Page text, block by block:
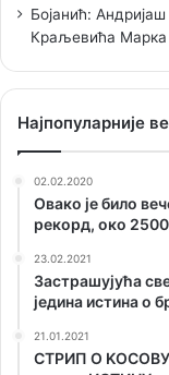
Бојанић:
Краљевића Марка
Наjпопуларније
02.02.2020
Овако је било
рекорд, око
23.02.2021
Застрашујућа
једина истина о
21.01.2021
СТРИП О